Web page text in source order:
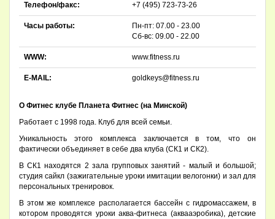
Телефон/факс: +7 (495) 723-73-26
Часы работы:
Пн-пт: 07.00 - 23.00
Сб-вс: 09.00 - 22.00
WWW: www.fitness.ru
E-MAIL: goldkeys@fitness.ru
О Фитнес клубе Планета Фитнес (на Минской)
Работает с 1998 года. Клуб для всей семьи.
Уникальность этого комплекса заключается в том, что он
фактически объединяет в себе два клуба (СК1 и СК2).
В СК1 находятся 2 зала групповых занятий - малый и большой;
студия сайкл (зажигательные уроки имитации велогонки) и зал для
персональных тренировок.
В этом же комплексе располагается бассейн с гидромассажем, в
котором проводятся уроки аква-фитнеса (аквааэробика), детские